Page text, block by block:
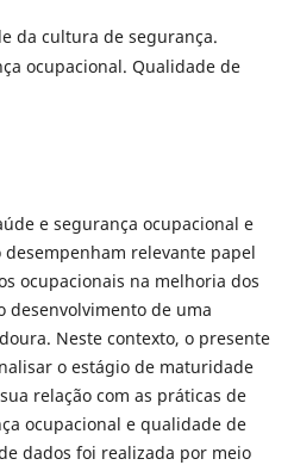
da cultura de segurança.
ocupacional. Qualidade de
e segurança ocupacional e
relevante papel
ocupacionais na melhoria dos
desenvolvimento de uma
Neste contexto, o presente
o estágio de maturidade
relação com as práticas de
ocupacional e qualidade de
dados foi realizada por meio